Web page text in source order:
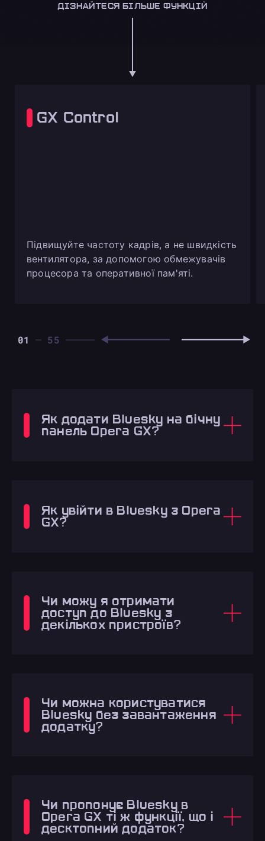
ДІЗНАЙТЕСЯ БІЛЬШЕ ФУНКЦІЙ
GX Control
Підвищуйте частоту кадрів, а не швидкість
вентилятора, за допомогою обмежувачів
процесора та оперативної пам'яті.
01
Як додати Bluesky на бічну
панель Opera GX?
Як увійти в Bluesky з Opera
GX?
Чи можу я отримати
доступ до Bluesky з
декількох пристроїв?
Чи можна користуватися
Bluesky без завантаження
додатку?
Чи пропонує Bluesky в
Opera GX ті ж функції, що і
десктопний додаток?